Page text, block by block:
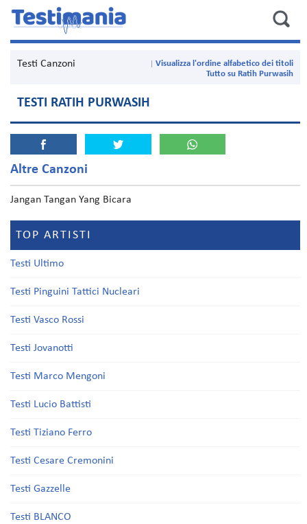
Testi Canzoni
Visualizza l'ordine alfabetico dei titoli
Tutto su Ratih Purwasih
TESTI RATIH PURWASIH
Altre Canzoni
Jangan Tangan Yang Bicara
TOP ARTISTI
Testi Ultimo
Testi Pinguini Tattici Nucleari
Testi Vasco Rossi
Testi Jovanotti
Testi Marco Mengoni
Testi Lucio Battisti
Testi Tiziano Ferro
Testi Cesare Cremonini
Testi Gazzelle
Testi BLANCO